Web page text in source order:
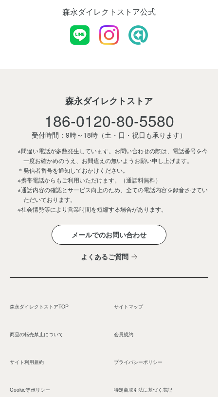
森永ダイレクトストア公式
森永ダイレクトストア
186-0120-80-5580
受付時間：9時～18時 （土・日・祝日も承ります）
※間違い電話が多数発生しています。お問い合わせの際は、電話番号を今
一度お確かめのうえ、お間違えの無いようお願い申し上げます。
＊発信者番号を通知しておかけください。
※携帯電話からもご利用いただけます。（通話料無料）
※通話内容の確認とサービス向上のため、全ての電話内容を録音させてい
ただいております。
※社会情勢等により営業時間を短縮する場合があります。
メールでのお問い合わせ
よくあるご質問
森永ダイレクトストアTOP サイトマップ
商品の転売禁止について 会員規約
サイト利用規約 プライバシーポリシー
Cookie等ポリシー 特定商取引法に基づく表記